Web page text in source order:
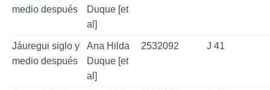
medio después
Duque [et
al]
Jáuregui siglo y
medio después
Ana Hilda
Duque [et
al]
2532092 J 41